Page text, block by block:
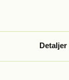
Detaljer